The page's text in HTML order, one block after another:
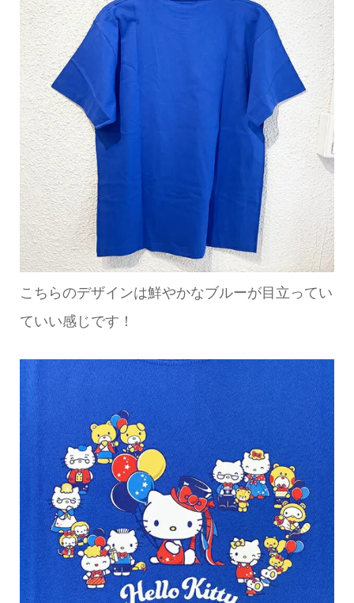
こちらのデザインは鮮やかなブルーが目立ってい
ていい感じです！